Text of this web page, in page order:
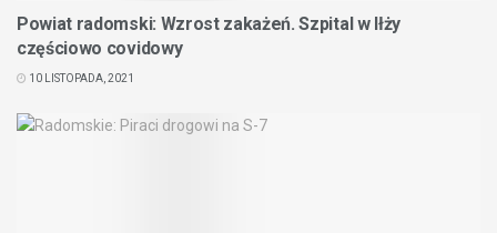
Powiat radomski: Wzrost zakażeń. Szpital w Iłży
częściowo covidowy
10 LISTOPADA, 2021